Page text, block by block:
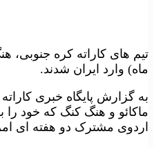
ماه) وارد ایران شدند.
به گزارش پایگاه خبری
ماکائو و هنگ کنگ که خود را
اردوی مشترک دو هفته ای